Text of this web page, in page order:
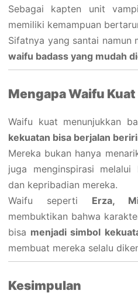
Sebagai kapten unit
memiliki kemampuan
Sifatnya yang santai namun
waifu badass yang mudah
Mengapa Waifu
Waifu kuat menunjukkan
kekuatan bisa berjalan
Mereka bukan hanya
juga menginspirasi melalui
dan kepribadian mereka.
Waifu seperti Erza,
membuktikan bahwa
bisa menjadi simbol
membuat mereka selalu
Kesimpulan